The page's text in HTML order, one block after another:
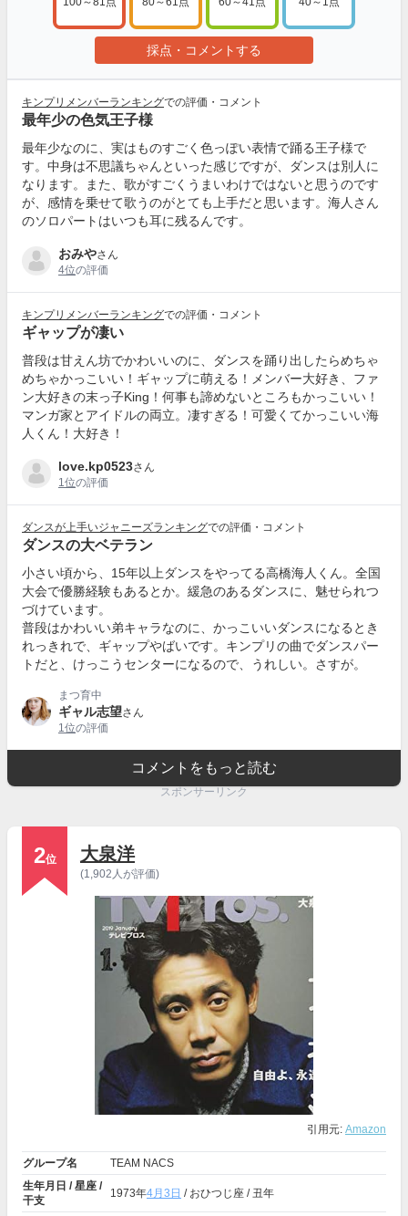
採点・コメントする
キンプリメンバーランキングでの評価・コメント
最年少の色気王子様
最年少なのに、実はものすごく色っぽい表情で踊る王子様で
す。中身は不思議ちゃんといった感じですが、ダンスは別人に
なります。また、歌がすごくうまいわけではないと思うのです
が、感情を乗せて歌うのがとても上手だと思います。海人さん
のソロパートはいつも耳に残るんです。
おみやさん
4位の評価
キンプリメンバーランキングでの評価・コメント
ギャップが凄い
普段は甘えん坊でかわいいのに、ダンスを踊り出したらめちゃ
めちゃかっこいい！ギャップに萌える！メンバー大好き、ファ
ン大好きの末っ子King！何事も諦めないところもかっこいい！
マンガ家とアイドルの両立。凄すぎる！可愛くてかっこいい海
人くん！大好き！
love.kp0523さん
1位の評価
ダンスが上手いジャニーズランキングでの評価・コメント
ダンスの大ベテラン
小さい頃から、15年以上ダンスをやってる高橋海人くん。全国
大会で優勝経験もあるとか。緩急のあるダンスに、魅せられつ
づけています。
普段はかわいい弟キャラなのに、かっこいいダンスになるとき
れっきれで、ギャップやばいです。キンプリの曲でダンスパー
トだと、けっこうセンターになるので、うれしい。さすが。
まつ育中
ギャル志望さん
1位の評価
コメントをもっと読む
スポンサーリンク
2位 大泉洋
(1,902人が評価)
引用元: Amazon
グループ名
TEAM NACS
生年月日 / 星座 /
干支
1973年4月3日 / おひつじ座 / 丑年